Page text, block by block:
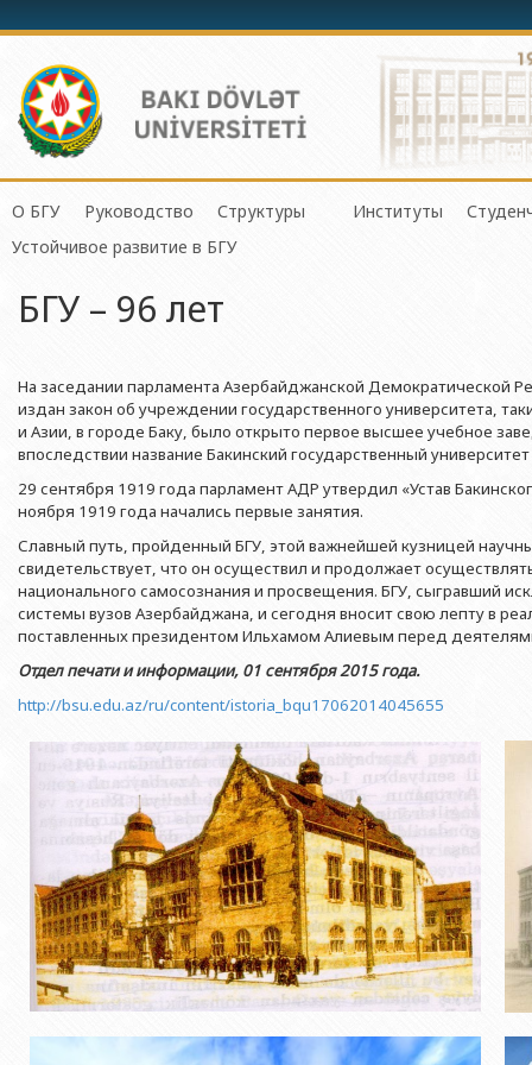
О БГУ
История БГУ
Миссия и стратегия БГУ
Сертификат об аттестации
Членство БГУ в международных организациях
Гранты и проекты
Ректоры
Выпускники БГУ
Почетные доктора
Образование в БГУ
Перечень специальностей
Знаменательные даты в истории БГУ
Руководство
Ректор
Проректоры
Ученый совет БГУ
Деканы
Профсоюзный Комитет
Учебно-методический совет
Структуры
Отдел человеческих ресурсов и
Отдел по работе с документами
Бухгалтерия
Отдел мониторинга и контроля
Отдел протокола
Служба психологической помощи
Культурно-творческий центр
Спортивно-оздоровительный
Университетская газета
Типография
Издательство
Биологический
Факультет
Географический
Геологический
Филологический
Исторический
Факультет
Юридический
Факультет
Факультет
Факультет Теология
Факультет
Институты
Институт
Науки и
Институт
Азербайджанской
Юридическое
Азербайджанской
Юридическое
образования
Юридическое
Юридическое
и образования
О
Устойчивое развитие в БГУ
БГУ – 96 лет
На заседании парламента Азербайджанской Демократической
издан закон об учреждении государственного университета,
и Азии, в городе Баку, было открыто первое высшее учебное
впоследствии название Бакинский государственный университет
29 сентября 1919 года парламент АДР утвердил «Устав
ноября 1919 года начались первые занятия.
Славный путь, пройденный БГУ, этой важнейшей кузницей
свидетельствует, что он осуществил и продолжает
национального самосознания и просвещения. БГУ, сыгравший
системы вузов Азербайджана, и сегодня вносит свою лепту в
поставленных президентом Ильхамом Алиевым перед
Отдел печати и информации, 01 сентября 2015 года.
http://bsu.edu.az/ru/content/istoria_bqu17062014045655